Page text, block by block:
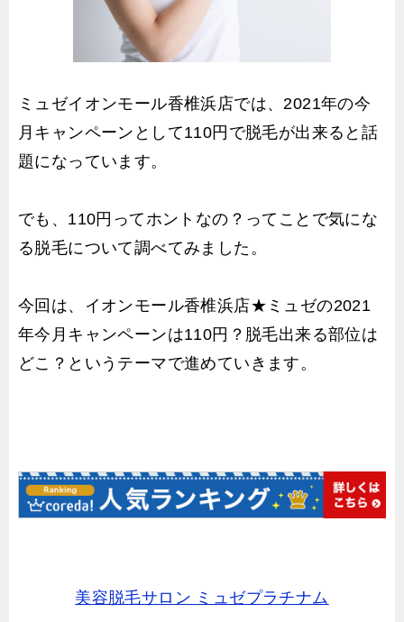
ミュゼイオンモール香椎浜店では、2021年の今
月キャンペーンとして110円で脱毛が出来ると話
題になっています。
でも、110円ってホントなの？ってことで気にな
る脱毛について調べてみました。
今回は、イオンモール香椎浜店★ミュゼの2021
年今月キャンペーンは110円？脱毛出来る部位は
どこ？というテーマで進めていきます。
美容脱毛サロン ミュゼプラチナム